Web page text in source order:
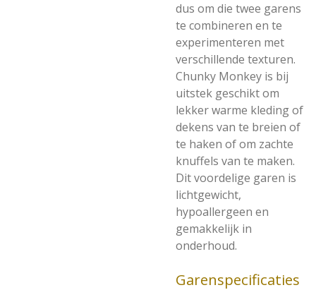
dus om die twee garens
te combineren en te
experimenteren met
verschillende texturen.
Chunky Monkey is bij
uitstek geschikt om
lekker warme kleding of
dekens van te breien of
te haken of om zachte
knuffels van te maken.
Dit voordelige garen is
lichtgewicht,
hypoallergeen en
gemakkelijk in
onderhoud.
Garenspecificaties